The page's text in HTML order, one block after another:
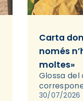
Carta
només
moltes»
Glossa
30/07/2026